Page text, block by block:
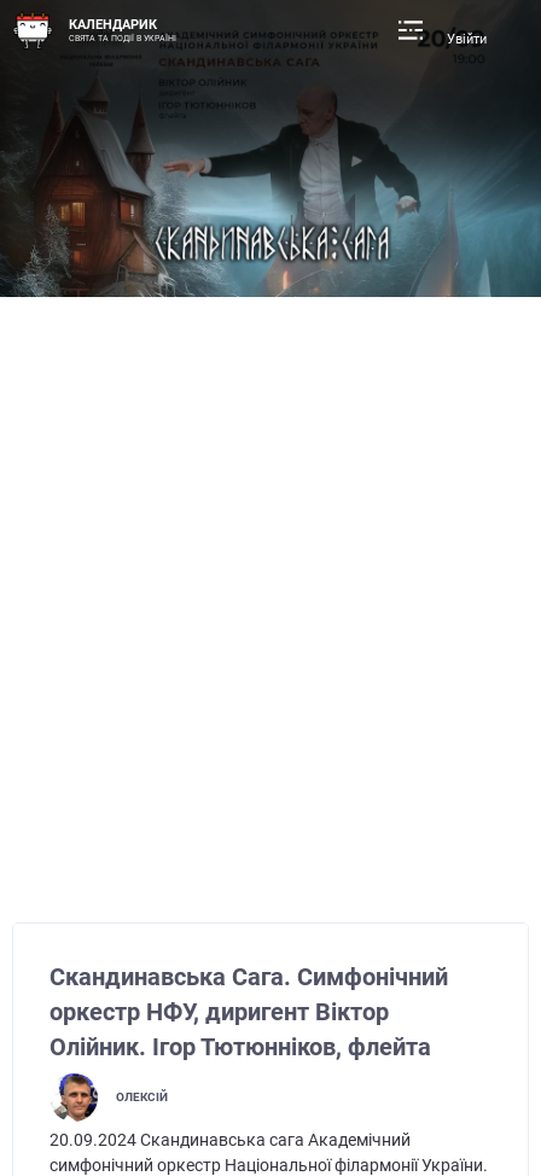
КАЛЕНДАРИК
СВЯТА ТА ПОДІЇ В УКРАЇНІ Увійти
Скандинавська Сага. Симфонічний
оркестр НФУ, диригент Віктор
Олійник. Ігор Тютюнніков, флейта
ОЛЕКСІЙ
20.09.2024 Скандинавська сага Академічний
симфонічний оркестр Національної філармонії України.